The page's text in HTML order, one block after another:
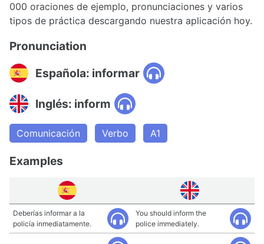
000 oraciones de ejemplo, pronunciaciones y varios
tipos de práctica descargando nuestra aplicación hoy.
Pronunciation
Española: informar
Inglés: inform
Comunicación Verbo A1
Examples
Deberías informar a la
policía inmediatamente.
You should inform the
police immediately.